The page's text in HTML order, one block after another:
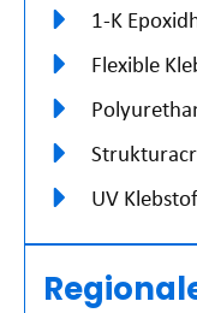
1-K
Flexible
UV